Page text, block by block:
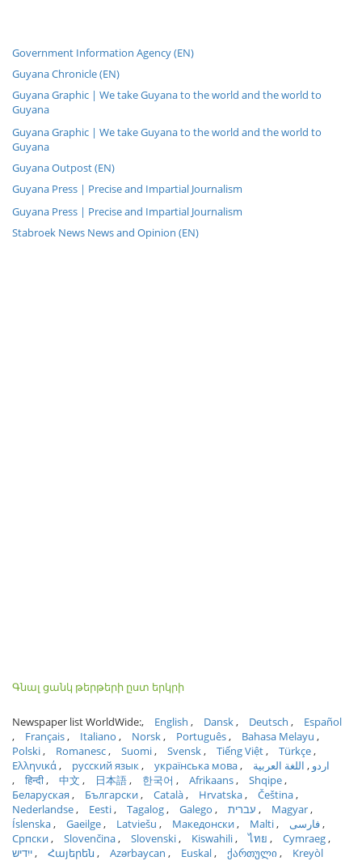
Government Information Agency (EN)
Guyana Chronicle (EN)
Guyana Graphic | We take Guyana to the world and the world to
Guyana
Guyana Graphic | We take Guyana to the world and the world to
Guyana
Guyana Outpost (EN)
Guyana Press | Precise and Impartial Journalism
Guyana Press | Precise and Impartial Journalism
Stabroek News News and Opinion (EN)
Գնալ ցանկ թերթերի ըստ երկրի
Newspaper list WorldWide: English Dansk Deutsch
Español
Français
Italiano Norsk Português
Bahasa Melayu
Polski
Romanesc Suomi Svensk Tiếng Việt
Türkçe
Ελληνικά
русский язык українська мова اردو
اللغة العربية
हिन्दी
中文 日本語 한국어 Afrikaans
Shqipe
Беларуская
Български Català Hrvatska
Čeština
Nederlandse
Eesti Tagalog Galego עברית
Magyar
Íslenska
Gaeilge Latviešu Македонски Malti
فارسی
Српски
Slovenčina Slovenski Kiswahili ไทย
Cymraeg
ייִדיש
Հայերեն Azərbaycan Euskal ქართული
Kreyòl